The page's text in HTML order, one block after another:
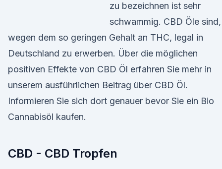
zu bezeichnen ist sehr
schwammig. CBD Öle sind,
wegen dem so geringen Gehalt an THC, legal in
Deutschland zu erwerben. Über die möglichen
positiven Effekte von CBD Öl erfahren Sie mehr in
unserem ausführlichen Beitrag über CBD Öl.
Informieren Sie sich dort genauer bevor Sie ein Bio
Cannabisöl kaufen.
CBD - CBD Tropfen